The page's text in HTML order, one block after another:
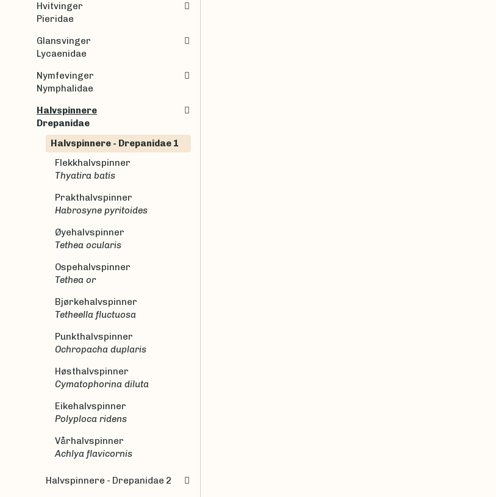
Hvitvinger
Pieridae
Glansvinger
Lycaenidae
Nymfevinger
Nymphalidae
Halvspinnere
Drepanidae
Halvspinnere - Drepanidae 1
Flekkhalvspinner
Thyatira batis
Prakthalvspinner
Habrosyne pyritoides
Øyehalvspinner
Tethea ocularis
Ospehalvspinner
Tethea or
Bjørkehalvspinner
Tetheella fluctuosa
Punkthalvspinner
Ochropacha duplaris
Høsthalvspinner
Cymatophorina diluta
Eikehalvspinner
Polyploca ridens
Vårhalvspinner
Achlya flavicornis
Halvspinnere - Drepanidae 2